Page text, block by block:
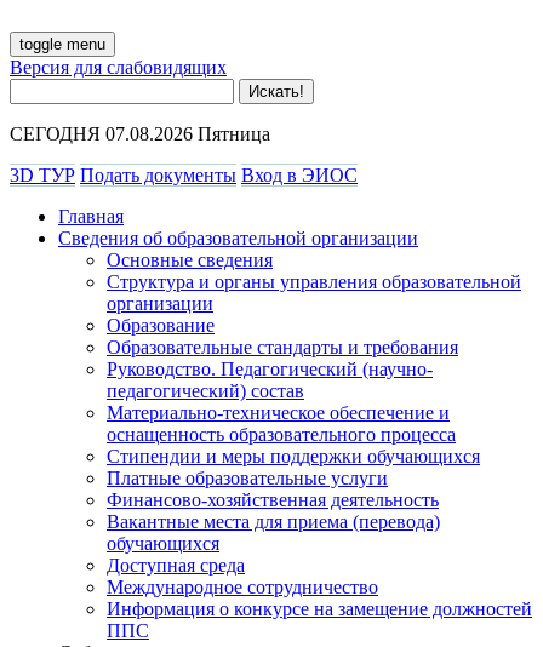
toggle menu
Версия для слабовидящих
СЕГОДНЯ 07.08.2026 Пятница
3D ТУР Подать документы Вход в ЭИОС
Главная
Сведения об образовательной организации
Основные сведения
Структура и органы управления образовательной
организации
Образование
Образовательные стандарты и требования
Руководство. Педагогический (научно-
педагогический) состав
Материально-техническое обеспечение и
оснащенность образовательного процесса
Стипендии и меры поддержки обучающихся
Платные образовательные услуги
Финансово-хозяйственная деятельность
Вакантные места для приема (перевода)
обучающихся
Доступная среда
Международное сотрудничество
Информация о конкурсе на замещение должностей
ППС